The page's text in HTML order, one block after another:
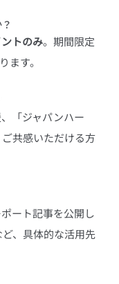
トのみ。期間限定
ます。
「ジャパンハー
共感いただける方
ート記事を公開し
、具体的な活用先